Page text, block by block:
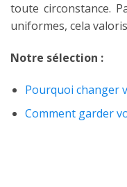
toute circonstance.
uniformes, cela
Notre sélection :
Pourquoi changer
Comment garder